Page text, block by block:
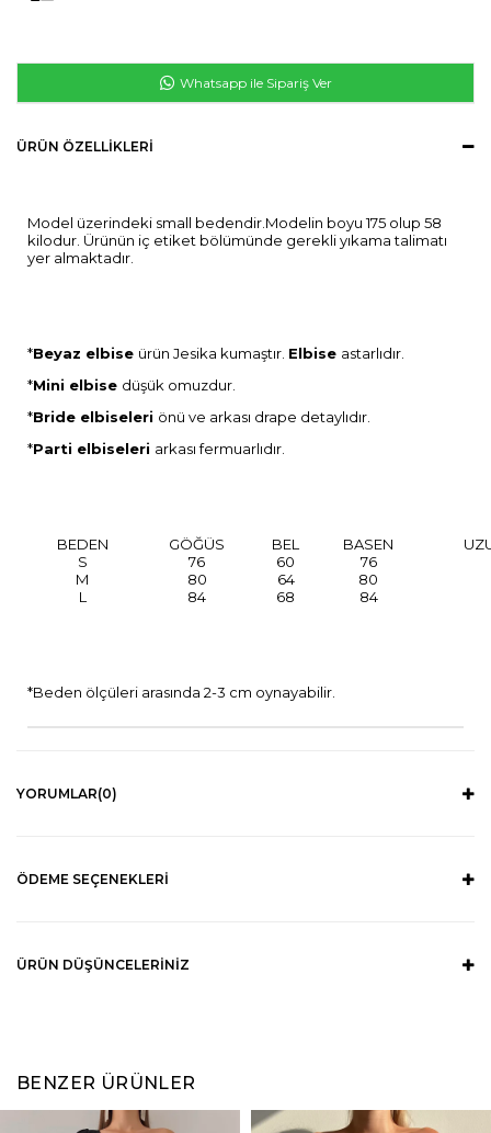
Whatsapp ile Sipariş Ver
ÜRÜN ÖZELLIKLERI
Model üzerindeki small bedendir.Modelin boyu 175 olup 58
kilodur. Ürünün iç etiket bölümünde gerekli yıkama talimatı
yer almaktadır.
*Beyaz elbise ürün Jesika kumaştır. Elbise astarlıdır.
*Mini elbise düşük omuzdur.
*Bride elbiseleri önü ve arkası drape detaylıdır.
*Parti elbiseleri arkası fermuarlıdır.
BEDEN GÖĞÜS BEL BASEN
S
76 60 76
M
80 64 80
L
84 68 84
*Beden ölçüleri arasında 2-3 cm oynayabilir.
YORUMLAR(0)
ÖDEME SEÇENEKLERI
ÜRÜN DÜŞÜNCELERINIZ
BENZER ÜRÜNLER